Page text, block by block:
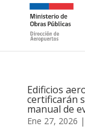
Edificios
certificarán
manual de
Ene 27, 2026 |